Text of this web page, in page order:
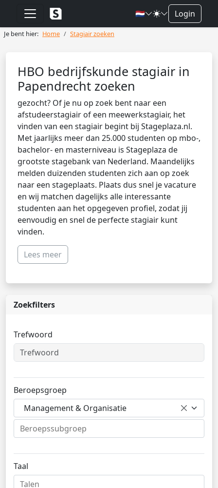
🇳🇱 Login
Je bent hier: Home Stagiair zoeken
HBO bedrijfskunde stagiair in
Papendrecht zoeken
gezocht? Of je nu op zoek bent naar een
afstudeerstagiair of een meewerkstagiair, het
vinden van een stagiair begint bij Stageplaza.nl.
Met jaarlijks meer dan 25.000 studenten op mbo-,
bachelor- en masterniveau is Stageplaza de
grootste stagebank van Nederland. Maandelijks
melden duizenden studenten zich aan op zoek
naar een stageplaats. Plaats dus snel je vacature
en wij matchen dagelijks alle interessante
studenten aan het opgegeven profiel, zodat jij
eenvoudig en snel de perfecte stagiair kunt
vinden.
Lees meer
Zoekfilters
Trefwoord
Beroepsgroep
Management & Organisatie
Taal